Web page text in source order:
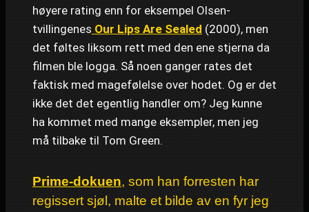
høyere rating enn for eksempel Olsen-
tvillingenes Our Lips Are Sealed (2000), men
det føltes liksom rett med den ene stjerna da
filmen ble logga. Så noen ganger rates det
faktisk med magefølelse over hodet. Og er det
ikke det det egentlig handler om? Jeg kunne
ha kommet med mange eksempler, men jeg
må tilbake til Tom Green.
Prime-dokuen, som han forresten har
regissert sjøl, malte et bilde av en fyr jeg